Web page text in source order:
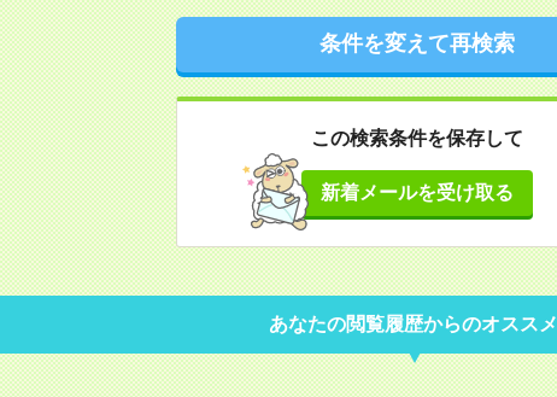
条件を変えて再検索
この検索条件を保存して
新着メールを受け取る
あなたの閲覧履歴からのオススメ